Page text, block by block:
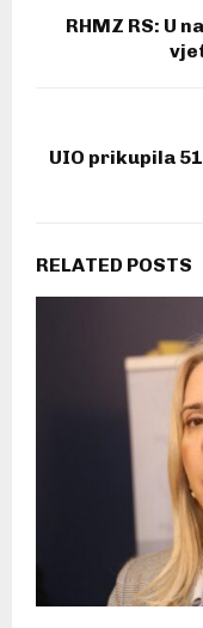
RHMZ RS: U
UIO prikupila
RELATED POSTS